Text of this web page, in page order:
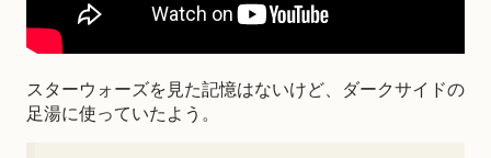
スターウォーズを見た記憶はないけど、ダークサイドの
足湯に使っていたよう。